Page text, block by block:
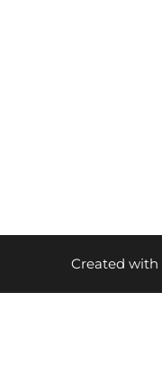
Created with